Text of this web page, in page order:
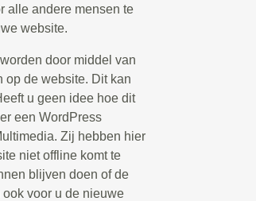
alle andere mensen te
website.
door middel van
op de website. Dit kan
u geen idee hoe dit
een WordPress
Zij hebben hier
niet offline komt te
blijven doen of de
voor u de nieuwe